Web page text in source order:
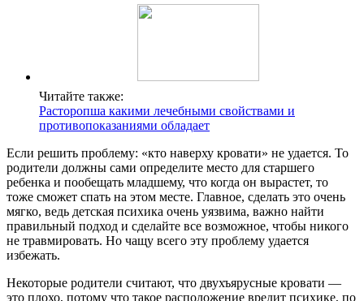
Читайте также:
Расторопша какими лечебными свойствами и
противопоказаниями обладает
Если решить проблему: «кто наверху кровати» не удается. То
родители должны сами определите место для старшего
ребенка и пообещать младшему, что когда он вырастет, то
тоже сможет спать на этом месте. Главное, сделать это очень
мягко, ведь детская психика очень уязвима, важно найти
правильный подход и сделайте все возможное, чтобы никого
не травмировать. Но чащу всего эту проблему удается
избежать.
Некоторые родители считают, что двухъярусные кровати —
это плохо, потому что такое расположение вредит психике, по